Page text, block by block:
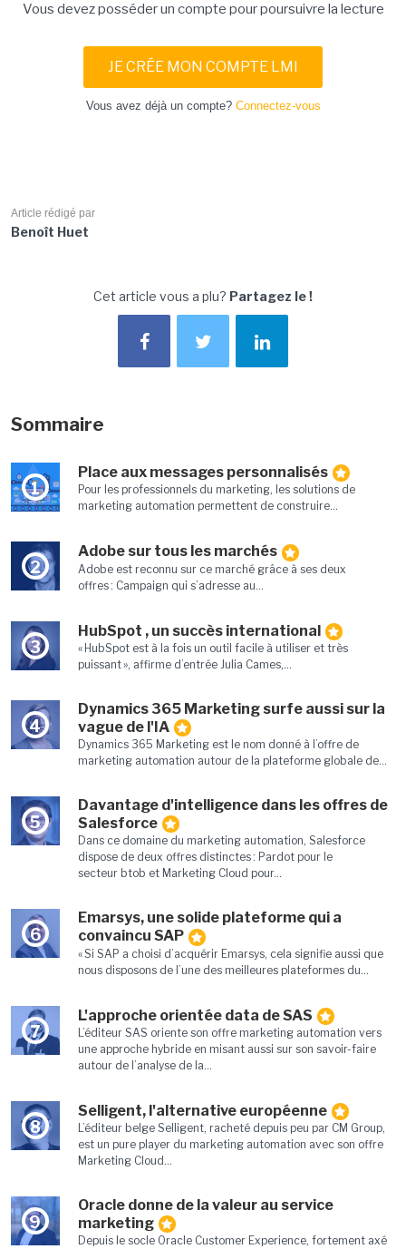
Vous devez posséder un compte pour poursuivre la lecture
JE CRÉE MON COMPTE LMI
Vous avez déjà un compte? Connectez-vous
Article rédigé par
Benoît Huet
Cet article vous a plu? Partagez le !
Sommaire
1
Place aux messages personnalisés
Pour les professionnels du marketing, les solutions de
marketing automation permettent de construire...
2
Adobe sur tous les marchés
Adobe est reconnu sur ce marché grâce à ses deux
offres : Campaign qui s’adresse au...
3
HubSpot , un succès international
« HubSpot est à la fois un outil facile à utiliser et très
puissant », affirme d’entrée Julia Cames,...
4
Dynamics 365 Marketing surfe aussi sur la
vague de l'IA
Dynamics 365 Marketing est le nom donné à l’offre de
marketing automation autour de la plateforme globale de...
5
Davantage d'intelligence dans les offres de
Salesforce
Dans ce domaine du marketing automation, Salesforce
dispose de deux offres distinctes : Pardot pour le
secteur btob et Marketing Cloud pour...
6
Emarsys, une solide plateforme qui a
convaincu SAP
« Si SAP a choisi d’acquérir Emarsys, cela signifie aussi que
nous disposons de l’une des meilleures plateformes du...
7
L'approche orientée data de SAS
L’éditeur SAS oriente son offre marketing automation vers
une approche hybride en misant aussi sur son savoir-faire
autour de l’analyse de la...
8
Selligent, l'alternative européenne
L’éditeur belge Selligent, racheté depuis peu par CM Group,
est un pure player du marketing automation avec son offre
Marketing Cloud...
9
Oracle donne de la valeur au service
marketing
Depuis le socle Oracle Customer Experience, fortement axé